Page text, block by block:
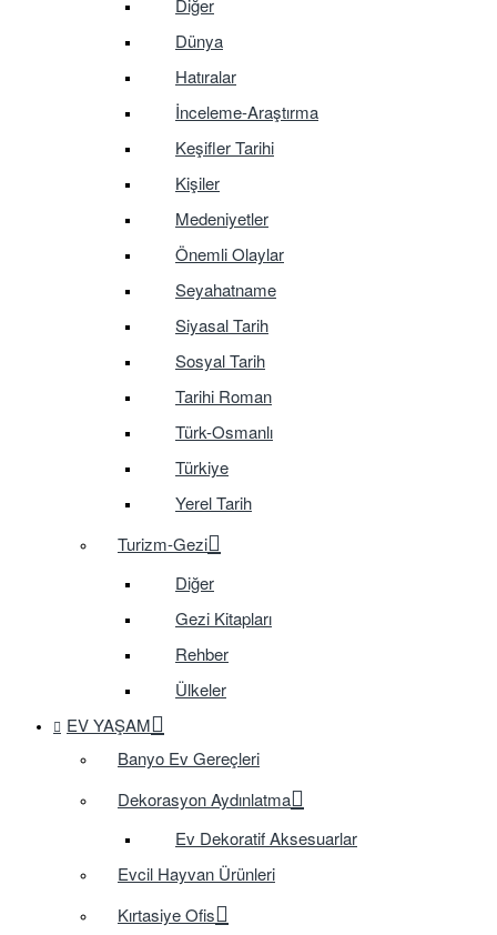
Dünya
Hatıralar
İnceleme-Araştırma
Keşifler Tarihi
Kişiler
Medeniyetler
Önemli Olaylar
Seyahatname
Siyasal Tarih
Sosyal Tarih
Tarihi Roman
Türk-Osmanlı
Türkiye
Yerel Tarih
Turizm-Gezi
Diğer
Gezi Kitapları
Rehber
Ülkeler
EV YAŞAM
Banyo Ev Gereçleri
Dekorasyon Aydınlatma
Ev Dekoratif Aksesuarlar
Evcil Hayvan Ürünleri
Kırtasiye Ofis